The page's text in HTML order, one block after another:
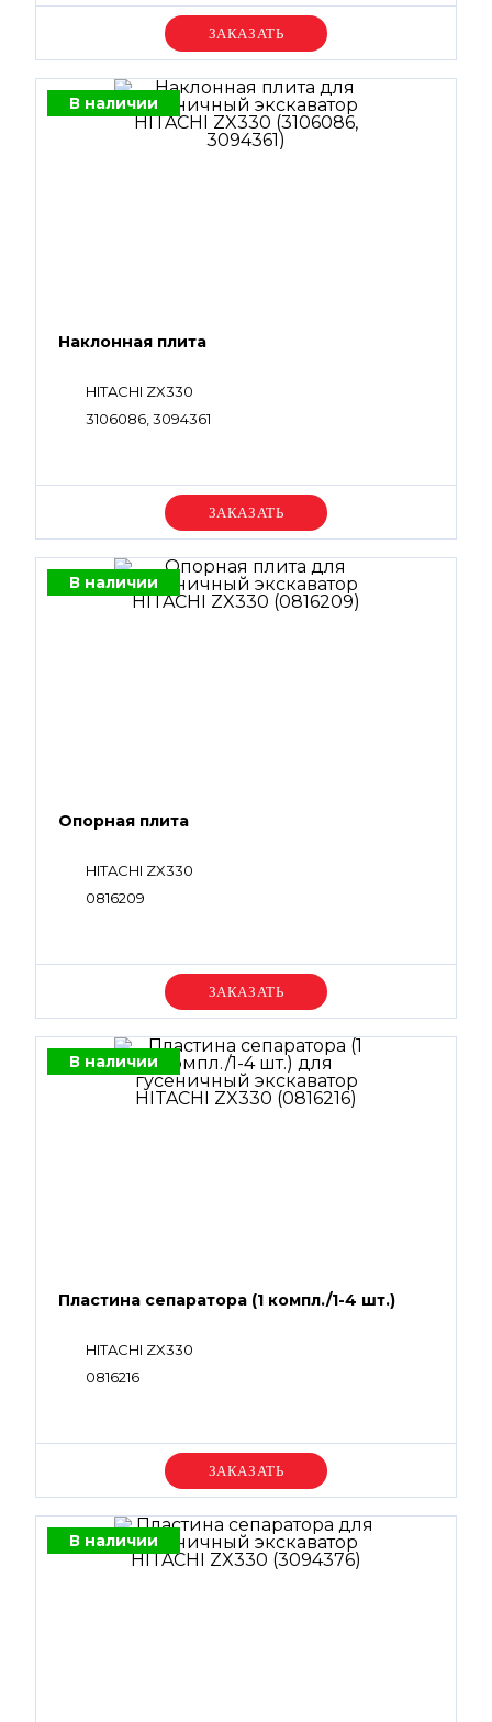
Уточняйте цену
В наличии
Наклонная плита
HITACHI ZX330
3106086, 3094361
Уточняйте цену
В наличии
Опорная плита
HITACHI ZX330
0816209
Уточняйте цену
В наличии
Пластина сепаратора (1 компл./1-4 шт.)
HITACHI ZX330
0816216
Уточняйте цену
В наличии